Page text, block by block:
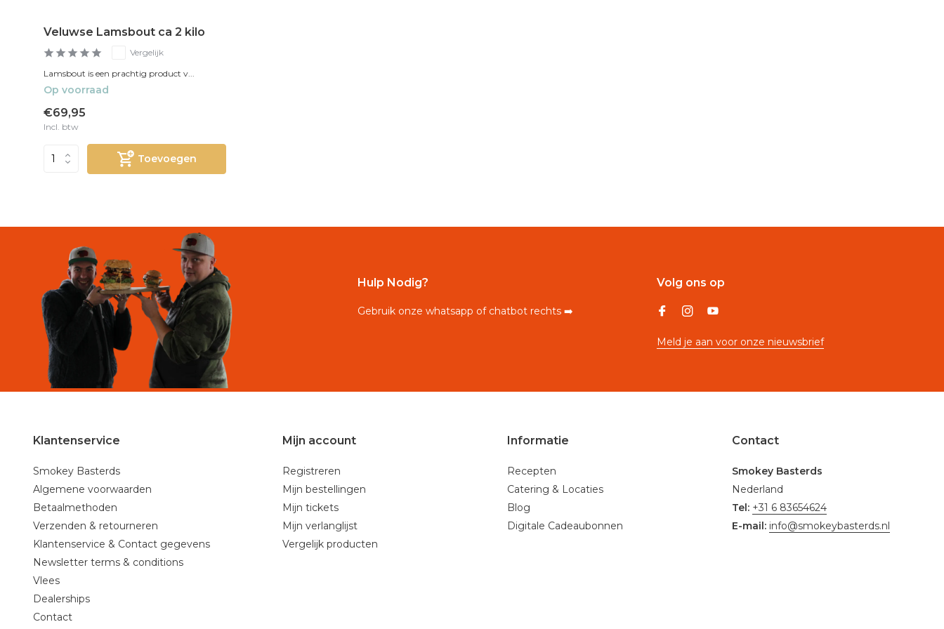
Veluwse Lamsbout ca 2 kilo
Vergelijk
Lamsbout is een prachtig product v...
Op voorraad
€69,95
Incl. btw
Toevoegen
Hulp Nodig?
Gebruik onze whatsapp of chatbot rechts ➡️
Volg ons op
Meld je aan voor onze nieuwsbrief
Klantenservice
Smokey Basterds
Algemene voorwaarden
Betaalmethoden
Verzenden & retourneren
Klantenservice & Contact gegevens
Newsletter terms & conditions
Vlees
Dealerships
Contact
Mijn account
Registreren
Mijn bestellingen
Mijn tickets
Mijn verlanglijst
Vergelijk producten
Informatie
Recepten
Catering & Locaties
Blog
Digitale Cadeaubonnen
Contact
Smokey Basterds
Nederland
Tel: +31 6 83654624
E-mail: info@smokeybasterds.nl